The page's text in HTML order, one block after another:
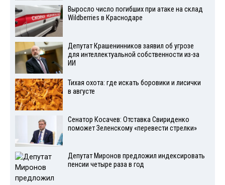
Выросло число погибших при атаке на склад
Wildberries в Краснодаре
Депутат Крашенинников заявил об угрозе
для интеллектуальной собственности из-за
ИИ
Тихая охота: где искать боровики и лисички
в августе
Сенатор Косачев: Отставка Свириденко
поможет Зеленскому «перевести стрелки»
Депутат Миронов предложил индексировать
пенсии четыре раза в год